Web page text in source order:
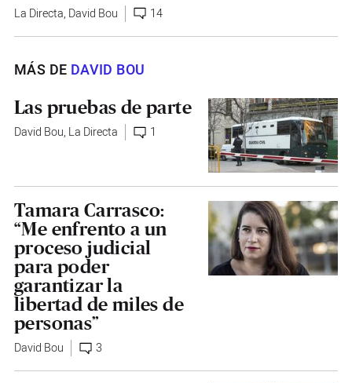
La Directa, David Bou 14
MÁS DE DAVID BOU
Las pruebas de parte
David Bou, La Directa 1
Tamara Carrasco:
“Me enfrento a un
proceso judicial
para poder
garantizar la
libertad de miles de
personas”
David Bou 3